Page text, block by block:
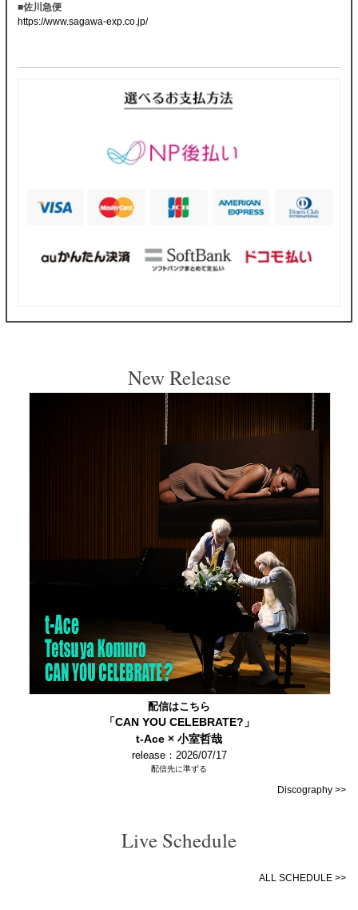
■佐川急便
https://www.sagawa-exp.co.jp/
New Release
配信はこちら
「CAN YOU CELEBRATE?」
t-Ace × 小室哲哉
release：2026/07/17
配信先に準ずる
Discography >>
Live Schedule
ALL SCHEDULE >>